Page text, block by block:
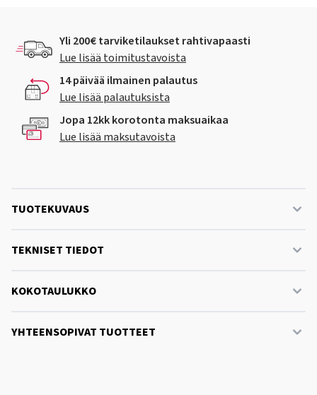
Yli 200€ tarviketilaukset rahtivapaasti
Lue lisää toimitustavoista
14 päivää ilmainen palautus
Lue lisää palautuksista
Jopa 12kk korotonta maksuaikaa
Lue lisää maksutavoista
TUOTEKUVAUS
TEKNISET TIEDOT
KOKOTAULUKKO
YHTEENSOPIVAT TUOTTEET